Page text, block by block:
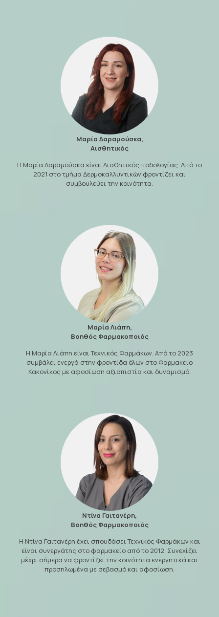
Μαρία Δαραμούσκα,
Αισθητικός
Η Μαρία Δαραμούσκα είναι Αισθητικός ποδολογίας. Από το
2021 στο τμήμα Δερμοκαλλυντικών φροντίζει και
συμβουλεύει την κοινότητα.
Μαρία Λιάπη,
Βοηθός Φαρμακοποιός
Η Μαρία Λιάπη είναι Τεχνικός Φαρμάκων. Από το 2023
συμβάλει ενεργά στην φροντίδα όλων στο Φαρμακείο
Κακονίκος με αφοσίωση αξιοπιστία και δυναμισμό.
Ντίνα Γαιτανέρη,
Βοηθός Φαρμακοποιός
Η Ντίνα Γαιτανέρη έχει σπουδάσει Τεχνικός Φαρμάκων και
είναι συνεργάτης στο φαρμακείο από το 2012. Συνεχίζει
μέχρι σήμερα να φροντίζει την κοινότητα ενεργητικά και
προσηλωμένα με σεβασμό και αφοσίωση.